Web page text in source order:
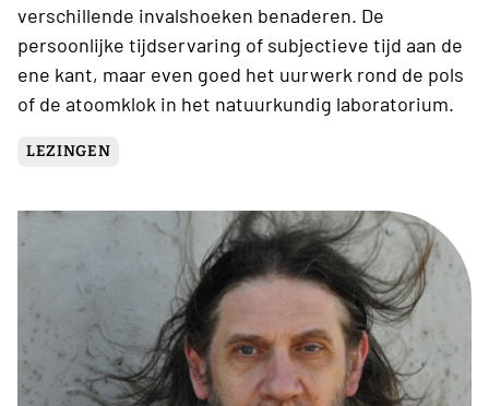
verschillende invalshoeken benaderen. De
persoonlijke tijdservaring of subjectieve tijd aan de
ene kant, maar even goed het uurwerk rond de pols
of de atoomklok in het natuurkundig laboratorium.
LEZINGEN